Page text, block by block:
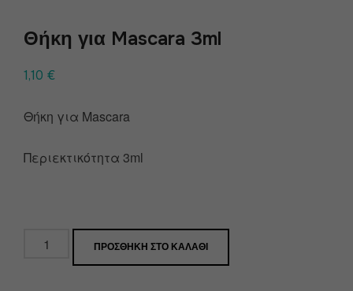
Θήκη για Mascara 3ml
1,10 €
Θήκη για Mascara
Περιεκτικότητα 3ml
ΠΡΟΣΘΉΚΗ ΣΤΟ ΚΑΛΆΘΙ